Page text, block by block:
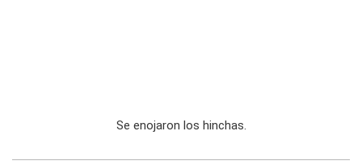
Se enojaron los hinchas.